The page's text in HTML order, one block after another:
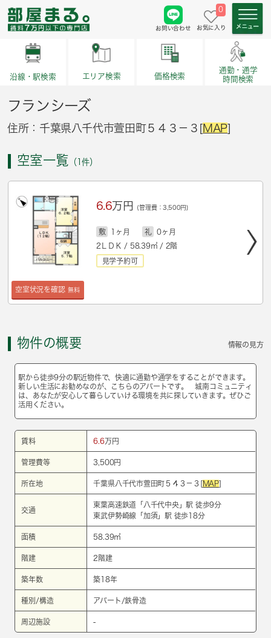
お問い合わせ
0
お気に入り
沿線・駅検索 エリア検索 価格検索
通勤・通学
時間検索
フランシーズ
住所：千葉県八千代市萱田町５４３－３[MAP]
空室一覧 （1件）
空室状況を確認 無料
6.6万円 (管理費：3,500円)
敷 1ヶ月 礼
0ヶ月
2ＬＤＫ / 58.39㎡ / 2階
見学予約可
物件の概要 情報の見方
駅から徒歩9分の駅近物件で、快適に通勤や通学をすることができます。
新しい生活にお勧めなのが、こちらのアパートです。 城南コミュニティ
は、あなたが安心して暮らしていける環境を共に探していきます。ぜひご
活用ください。
賃料 6.6万円
管理費等 3,500円
所在地 千葉県八千代市萱田町５４３－３[MAP]
交通
東葉高速鉄道 「 八千代中央」駅 徒歩9分
東武伊勢崎線 「 加須 」駅 徒歩18分
面積 58.39㎡
階建 2階建
築年数 築18年
種別/構造 アパート/鉄骨造
周辺施設 -